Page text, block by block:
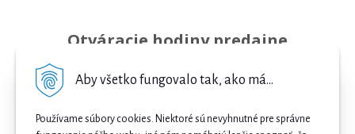
Aby všetko fungovalo tak, ako má...
Používame súbory cookies. Niektoré sú nevyhnutné pre správne
Otváracie hodiny predajne
Streda 09-17